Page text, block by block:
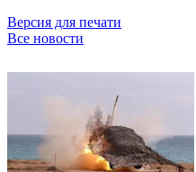
Версия для печати
Все новости